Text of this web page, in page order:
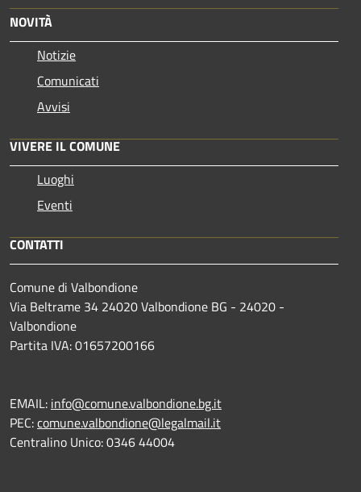
NOVITÀ
Notizie
Comunicati
Avvisi
VIVERE IL COMUNE
Luoghi
Eventi
CONTATTI
Comune di Valbondione
Via Beltrame 34 24020 Valbondione BG - 24020 -
Valbondione
Partita IVA: 01657200166
EMAIL: info@comune.valbondione.bg.it
PEC:comune.valbondione@legalmail.it
Centralino Unico: 0346 44004